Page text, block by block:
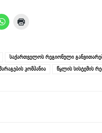
Click
to
(Opens
in
new
window)
window)
საქართველოს რეგიონული
კომპანია წყლის სისტემის